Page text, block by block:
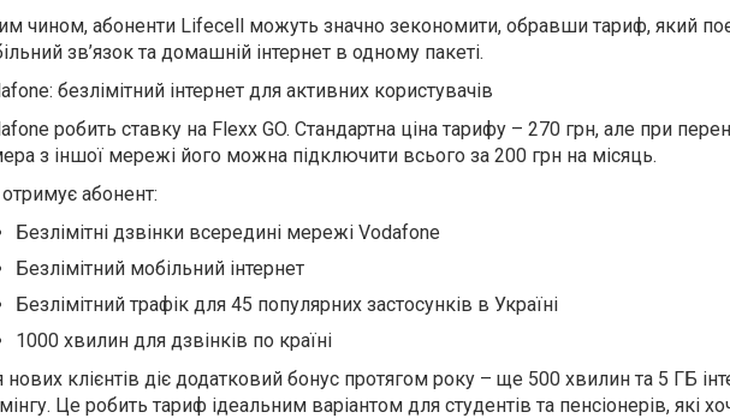
чином, абоненти Lifecell можуть значно зекономити, обравши тариф, який
зв’язок та домашній інтернет в одному пакеті.
безлімітний інтернет для активних користувачів
робить ставку на Flexx GO. Стандартна ціна тарифу – 270 грн, але при
з іншої мережі його можна підключити всього за 200 грн на місяць.
абонент:
Безлімітні дзвінки всередині мережі Vodafone
Безлімітний мобільний інтернет
Безлімітний трафік для 45 популярних застосунків в Україні
1000 хвилин для дзвінків по країні
клієнтів діє додатковий бонус протягом року – ще 500 хвилин та 5 ГБ
Це робить тариф ідеальним варіантом для студентів та пенсіонерів, які